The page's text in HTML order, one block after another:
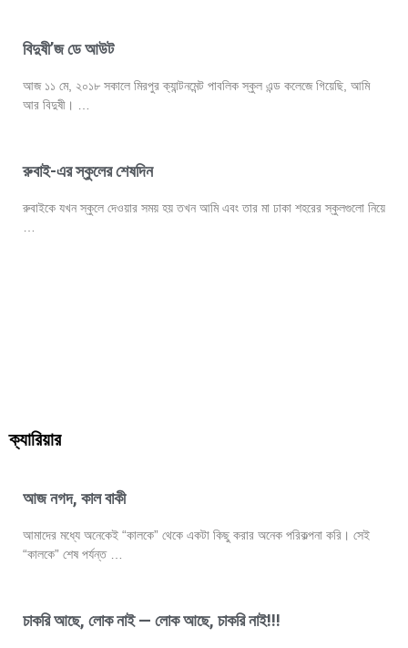
বিদুষী’জ ডে আউট
আজ ১১ মে, ২০১৮ সকালে মিরপুর ক্যান্টনমেন্ট পাবলিক স্কুল এন্ড কলেজে গিয়েছি, আমি
আর বিদুষী। …
রুবাই-এর স্কুলের শেষদিন
রুবাইকে যখন স্কুলে দেওয়ার সময় হয় তখন আমি এবং তার মা ঢাকা শহরের স্কুলগুলো নিয়ে
ক্যারিয়ার
আজ নগদ, কাল বাকী
আমাদের মধ্যে অনেকেই “কালকে” থেকে একটা কিছু করার অনেক পরিকল্পনা করি। সেই
“কালকে” শেষ পর্যন্ত …
চাকরি আছে, লোক নাই — লোক আছে, চাকরি নাই!!!